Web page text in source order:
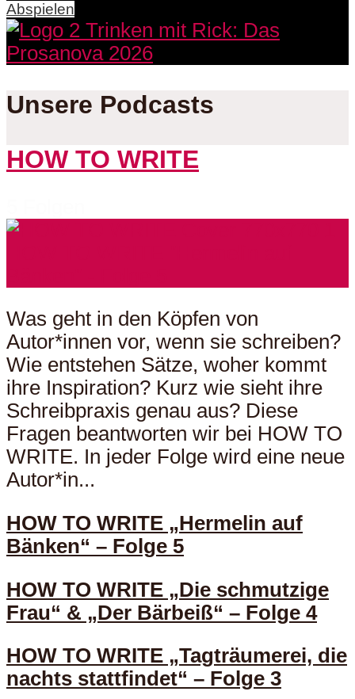
Abspielen
Unsere Podcasts
HOW TO WRITE
Was geht in den Köpfen von
Autor*innen vor, wenn sie schreiben?
Wie entstehen Sätze, woher kommt
ihre Inspiration? Kurz wie sieht ihre
Schreibpraxis genau aus? Diese
Fragen beantworten wir bei HOW TO
WRITE. In jeder Folge wird eine neue
Autor*in...
HOW TO WRITE „Hermelin auf
Bänken“ – Folge 5
HOW TO WRITE „Die schmutzige
Frau“ & „Der Bärbeiß“ – Folge 4
HOW TO WRITE „Tagträumerei, die
nachts stattfindet“ – Folge 3